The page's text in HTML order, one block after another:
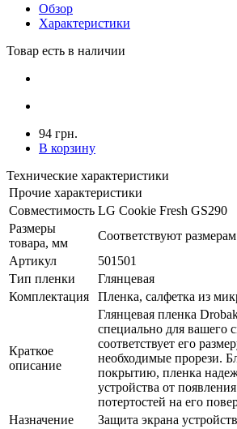
Обзор
Характеристики
Товар есть в наличии
94 грн.
В корзину
Технические характеристики
Прочие характеристики
Совместимость LG Cookie Fresh GS290
Размеры
товара, мм
Соответствуют
Артикул
501501
Тип пленки
Глянцевая
Комплектация
Пленка, салфетка из
Краткое
описание
Глянцевая пленка
специально для вашего
соответствует его
необходимые прорези.
покрытию, пленка
устройства от
потертостей на его
Назначение
Защита экрана